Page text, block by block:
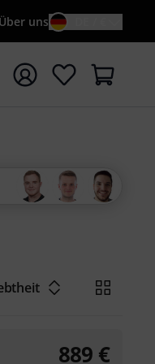
Über uns
889 €